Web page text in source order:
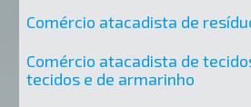
Comércio atacadista de
Comércio atacadista de
tecidos e de armarinho